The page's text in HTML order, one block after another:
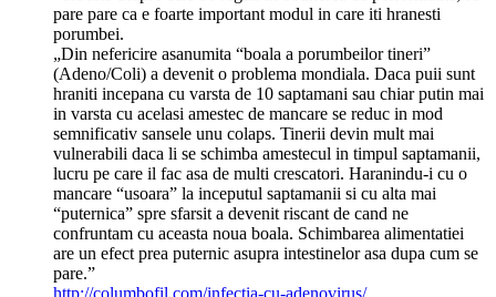
pare pare ca e foarte important modul in care iti hranesti
porumbei.
„Din nefericire asanumita “boala a porumbeilor tineri”
(Adeno/Coli) a devenit o problema mondiala. Daca puii sunt
hraniti incepana cu varsta de 10 saptamani sau chiar putin mai
in varsta cu acelasi amestec de mancare se reduc in mod
semnificativ sansele unu colaps. Tinerii devin mult mai
vulnerabili daca li se schimba amestecul in timpul saptamanii,
lucru pe care il fac asa de multi crescatori. Haranindu-i cu o
mancare “usoara” la inceputul saptamanii si cu alta mai
“puternica” spre sfarsit a devenit riscant de cand ne
confruntam cu aceasta noua boala. Schimbarea alimentatiei
are un efect prea puternic asupra intestinelor asa dupa cum se
pare.”